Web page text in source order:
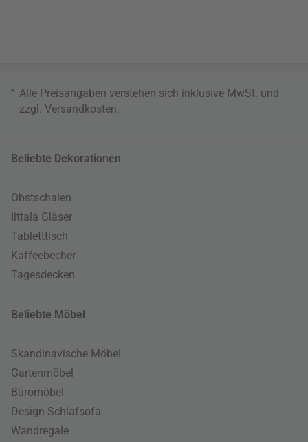
* Alle Preisangaben verstehen sich inklusive MwSt. und
zzgl. Versandkosten
Beliebte Dekorationen
Obstschalen
Iittala Gläser
Tabletttisch
Kaffeebecher
Tagesdecken
Beliebte Möbel
Skandinavische Möbel
Gartenmöbel
Büromöbel
Design-Schlafsofa
Wandregale